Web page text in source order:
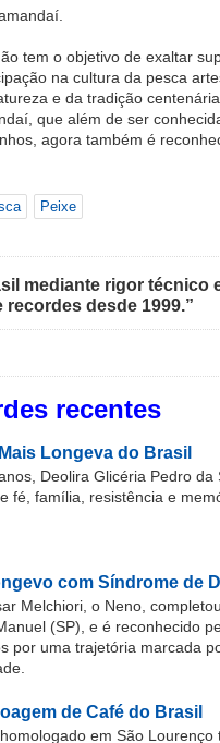
tem o objetivo de exaltar
na cultura da pesca
e da tradição
que além de ser
agora também é
Peixe
mediante rigor técnico
desde 1999.”
recentes
Longeva do Brasil
Deolira Glicéria Pedro
fé, família, resistência e
com Síndrome de
Melchiori, o Neno,
(SP), e é reconhecido
por uma trajetória marcada
de Café do Brasil
em São